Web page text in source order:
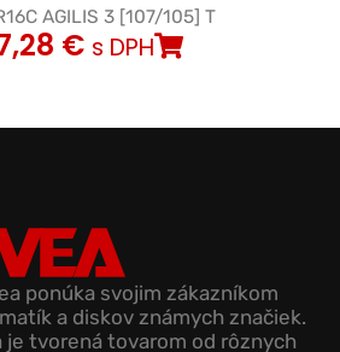
AGILIS 3 [107/105] T
€ s DPH
ponúka svojim zákazníkom
a diskov známych značiek.
je tvorená tovarom od rôznych